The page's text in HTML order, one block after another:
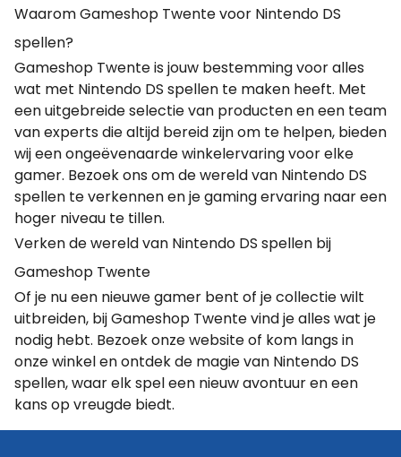
Waarom Gameshop Twente voor Nintendo DS
spellen?
Gameshop Twente is jouw bestemming voor alles
wat met Nintendo DS spellen te maken heeft. Met
een uitgebreide selectie van producten en een team
van experts die altijd bereid zijn om te helpen, bieden
wij een ongeëvenaarde winkelervaring voor elke
gamer. Bezoek ons om de wereld van Nintendo DS
spellen te verkennen en je gaming ervaring naar een
hoger niveau te tillen.
Verken de wereld van Nintendo DS spellen bij
Gameshop Twente
Of je nu een nieuwe gamer bent of je collectie wilt
uitbreiden, bij Gameshop Twente vind je alles wat je
nodig hebt. Bezoek onze website of kom langs in
onze winkel en ontdek de magie van Nintendo DS
spellen, waar elk spel een nieuw avontuur en een
kans op vreugde biedt.